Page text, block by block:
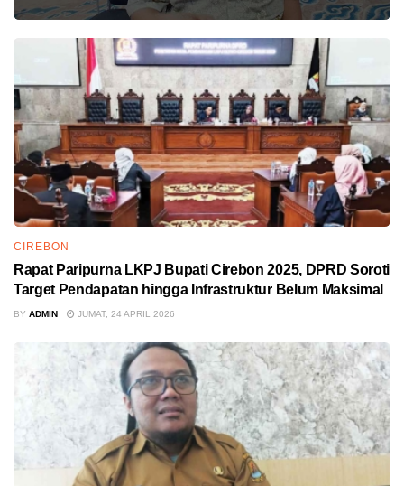
CIREBON
Rapat Paripurna LKPJ Bupati Cirebon 2025, DPRD Soroti
Target Pendapatan hingga Infrastruktur Belum Maksimal
BY ADMIN JUMAT, 24 APRIL 2026